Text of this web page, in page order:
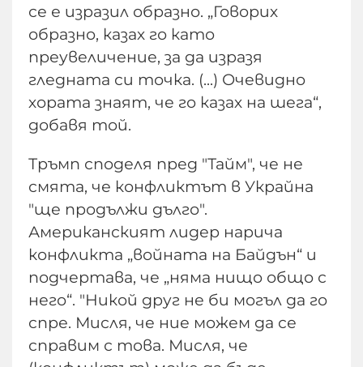
се е изразил образно. „Говорих
образно, казах го като
преувеличение, за да изразя
гледната си точка. (...) Очевидно
хората знаят, че го казах на шега“,
добавя той.
Тръмп споделя пред "Тайм", че не
смята, че конфликтът в Украйна
"ще продължи дълго".
Американският лидер нарича
конфликта „войната на Байдън“ и
подчертава, че „няма нищо общо с
него“. "Никой друг не би могъл да го
спре. Мисля, че ние можем да се
справим с това. Мисля, че